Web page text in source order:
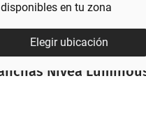
en tu zona
Elegir ubicación
Nivea